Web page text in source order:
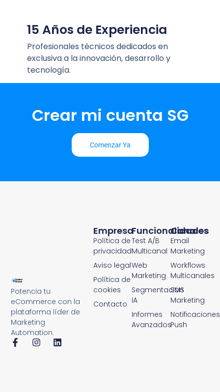
15 Años de Experiencia
Profesionales técnicos dedicados en
exclusiva a la innovación, desarrollo y
tecnología.
Crear mi cuenta SG
Comenzar Ya
Potencia tu
eCommerce con la
plataforma líder de
Marketing
Automation.
Canales
Email
Marketing
Workflows
Multicanales
SMS
Marketing
Notificaciones
Push
Funcionalidades
Test A/B
Multicanal
Web
Marketing
Segmentación
IA
Informes
Avanzados
Empresa
Política de
privacidad
Aviso legal
Política de
cookies
Contacto